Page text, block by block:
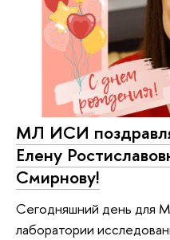
МЛ ИСИ
Елену
Смирнову!
Сегодняшний день для
лаборатории